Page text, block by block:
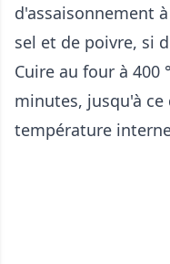
d'assaisonnement
sel et de poivre, si
Cuire au four à 400
minutes, jusqu'à
température interne